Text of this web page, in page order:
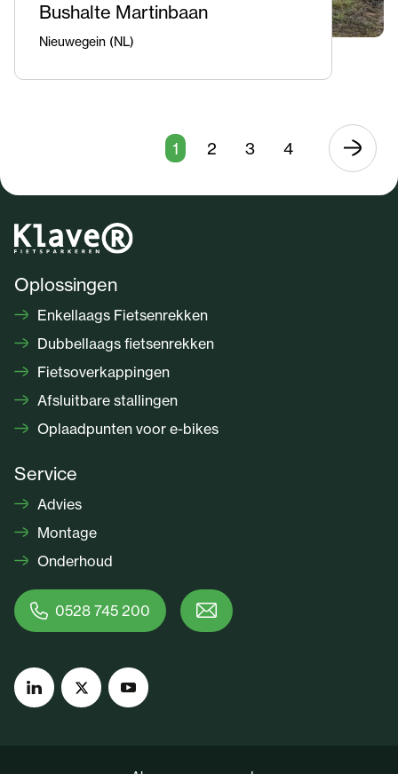
Bushalte Martinbaan
Nieuwegein (NL)
1 2 3 4
Oplossingen
Enkellaags Fietsenrekken
Dubbellaags fietsenrekken
Fietsoverkappingen
Afsluitbare stallingen
Oplaadpunten voor e-bikes
Service
Advies
Montage
Onderhoud
0528 745 200